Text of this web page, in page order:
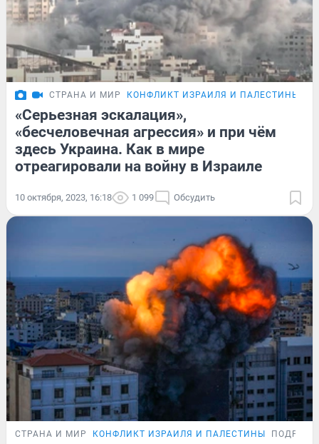
СТРАНА И МИР КОНФЛИКТ ИЗРАИЛЯ И ПАЛЕСТИНЫ
«Серьезная эскалация»,
«бесчеловечная агрессия» и при чём
здесь Украина. Как в мире
отреагировали на войну в Израиле
10 октября, 2023, 16:18 1 099 Обсудить
СТРАНА И МИР КОНФЛИКТ ИЗРАИЛЯ И ПАЛЕСТИНЫ